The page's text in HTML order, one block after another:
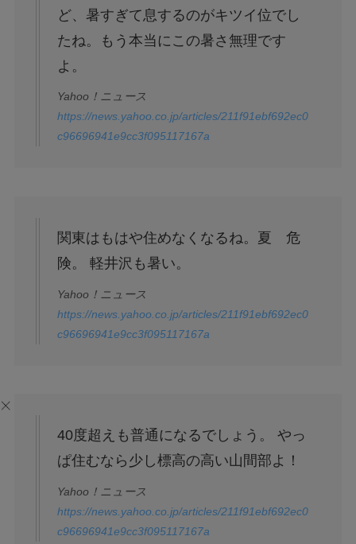
ど、暑すぎて息するのがキツイ位でし
たね。もう本当にこの暑さ無理です
よ。
Yahoo！ニュース
https://news.yahoo.co.jp/articles/211f91ebf692ec0
c96696941e9cc3f095117167a
関東はもはや住めなくなるね。夏 危
険。 軽井沢も暑い。
Yahoo！ニュース
https://news.yahoo.co.jp/articles/211f91ebf692ec0
c96696941e9cc3f095117167a
40度超えも普通になるでしょう。 やっ
ぱ住むなら少し標高の高い山間部よ！
Yahoo！ニュース
https://news.yahoo.co.jp/articles/211f91ebf692ec0
c96696941e9cc3f095117167a